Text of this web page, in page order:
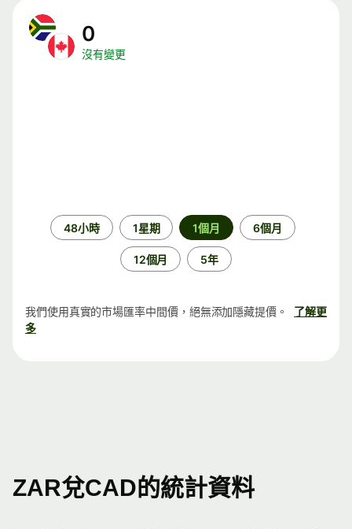
0
沒有變更
48小時 1星期 1個月 6個月
12個月 5年
我們使用真實的市場匯率中間價，絕無添加隱藏提價。
了解更
多
ZAR兌CAD的統計資料